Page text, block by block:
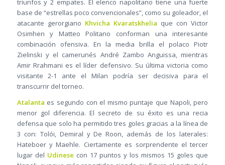
triunfos y 2 empates. El elenco napolitano tiene una fuerte
base de “estrellas poco convencionales”, como su goleador, el
atacante gerorgiano Khvicha Kvaratskhelia que con Victor
Osimhen y Matteo Politano conforman una interesante
combinación ofensiva. En la media brilla el polaco Piotr
Zielinski y el camerunés André Zambo Anguissa, mientras
Amir Rrahmani es el líder defensivo. Su última victoria como
visitante 2-1 ante el Milan podría ser decisiva para el
transcurrir del torneo.
Atalanta es segundo con el mismo puntaje que Napoli, pero
menor gol diferencia. El secreto de su éxito es una recia
defensa que solo ha permitido tres goles gracias a la línea de
3 con: Tolói, Demiral y De Roon, además de los laterales:
Hateboer y Maehle. Ciertamente es sorprendente el tercer
lugar del Udinese con 17 puntos y los mismos 15 goles que